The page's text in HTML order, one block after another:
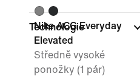
Technologie
Nike ACG Everyday
Elevated
Středně vysoké
ponožky (1 pár)